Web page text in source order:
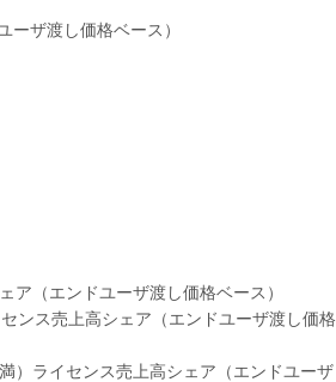
渡し価格ベース）
エンドユーザ渡し価格ベース）
売上高シェア（エンドユーザ渡し価格
イセンス売上高シェア（エンドユーザ